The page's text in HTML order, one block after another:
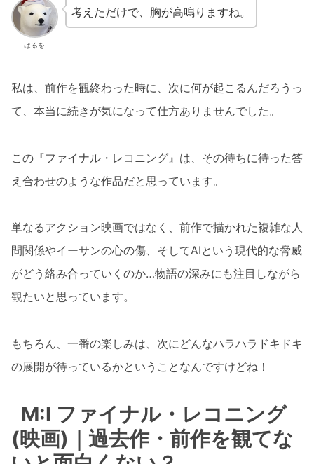
はるを
考えただけで、胸が高鳴りますね。
私は、前作を観終わった時に、次に何が起こるんだろうっ
て、本当に続きが気になって仕方ありませんでした。
この『ファイナル・レコニング』は、その待ちに待った答
え合わせのような作品だと思っています。
単なるアクション映画ではなく、前作で描かれた複雑な人
間関係やイーサンの心の傷、そしてAIという現代的な脅威
がどう絡み合っていくのか…物語の深みにも注目しながら
観たいと思っています。
もちろん、一番の楽しみは、次にどんなハラハラドキドキ
の展開が待っているかということなんですけどね！
M:I ファイナル・レコニング
(映画)｜過去作・前作を観てな